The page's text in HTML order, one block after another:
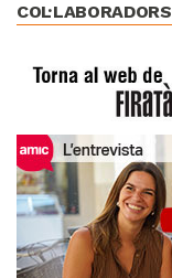
COL·LABORADORS